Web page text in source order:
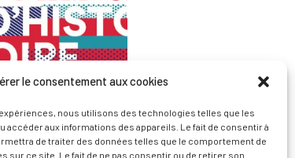
le consentement aux cookies
nous utilisons des technologies telles que les
accéder aux informations des appareils. Le fait de consentir à
de traiter des données telles que le comportement de
sur ce site. Le fait de ne pas consentir ou de retirer son
— Découvrir et visiter